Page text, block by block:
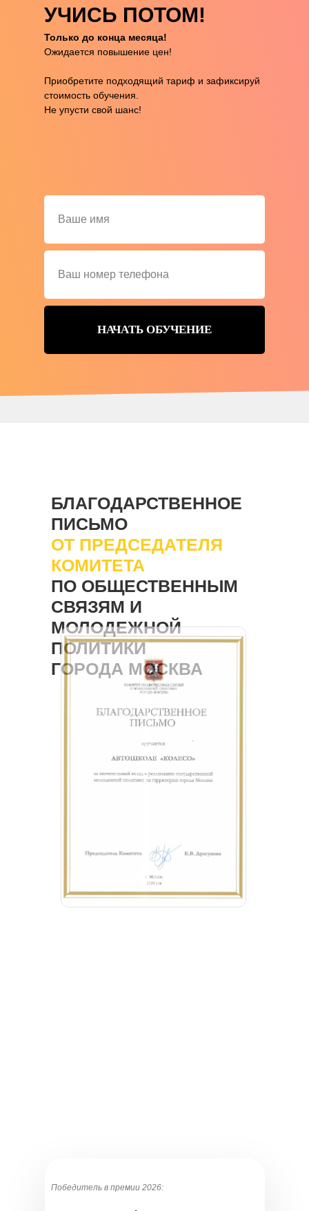
УЧИСЬ ПОТОМ!
Только до конца месяца!
Ожидается повышение цен!
Приобретите подходящий тариф и зафиксируй
стоимость обучения.
Не упусти свой шанс!
НАЧАТЬ ОБУЧЕНИЕ
БЛАГОДАРСТВЕННОЕ
ПИСЬМО
ОТ ПРЕДСЕДАТЕЛЯ
КОМИТЕТА
ПО ОБЩЕСТВЕННЫМ
СВЯЗЯМ И
МОЛОДЕЖНОЙ
ПОЛИТИКИ
ГОРОДА МОСКВА
Победитель в премии 2026: